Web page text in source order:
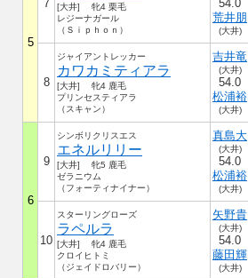
5
7
[大井] 牝4 栗毛
レジーナガール
（Ｓｉｐｈｏｎ）
54.0
荒井朋
(大井)
8
ジャイアントレッカー
カワカミティアラ
[大井] 牝4 鹿毛
プリンセスティアラ
（スキャン）
吉井竜
(大井)
54.0
松浦裕
(大井)
6
9
シンボリクリスエス
エネルリリー
[大井] 牝5 鹿毛
ゼラニウム
（フォーティナイナー）
真島大
(大井)
54.0
松浦裕
(大井)
10
スターリングローズ
ラペルラ
[大井] 牝4 鹿毛
クロイヒトミ
（ジェイドロバリー）
矢野貴
(大井)
54.0
藤田輝
(大井)